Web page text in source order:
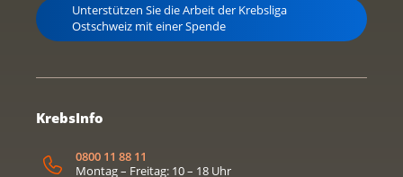
Unterstützen Sie die Arbeit der Krebsliga
Ostschweiz mit einer Spende
KrebsInfo
0800 11 88 11
Montag – Freitag: 10 – 18 Uhr